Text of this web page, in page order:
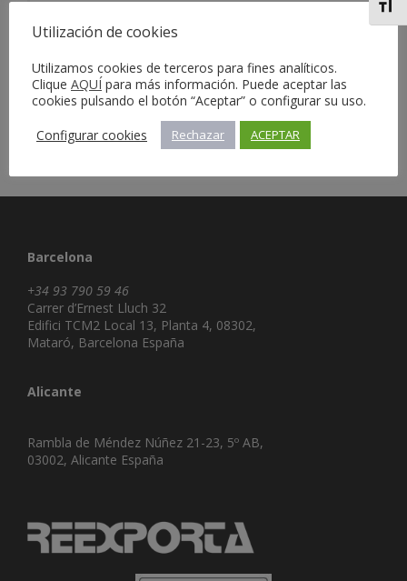
Barcelona
+34 93 790 59 46
Carrer d’Ernest Lluch 32
Edifici TCM2 Local 13, Planta 4, 08302,
Mataró, Barcelona España
Alicante
Rambla de Méndez Núñez 21-23, 5º AB,
03002, Alicante España
Utilización de cookies
Utilizamos cookies de terceros para fines analíticos.
Clique AQUÍ para más información. Puede aceptar las
cookies pulsando el botón “Aceptar” o configurar su uso.
Configurar cookies
Rechazar ACEPTAR